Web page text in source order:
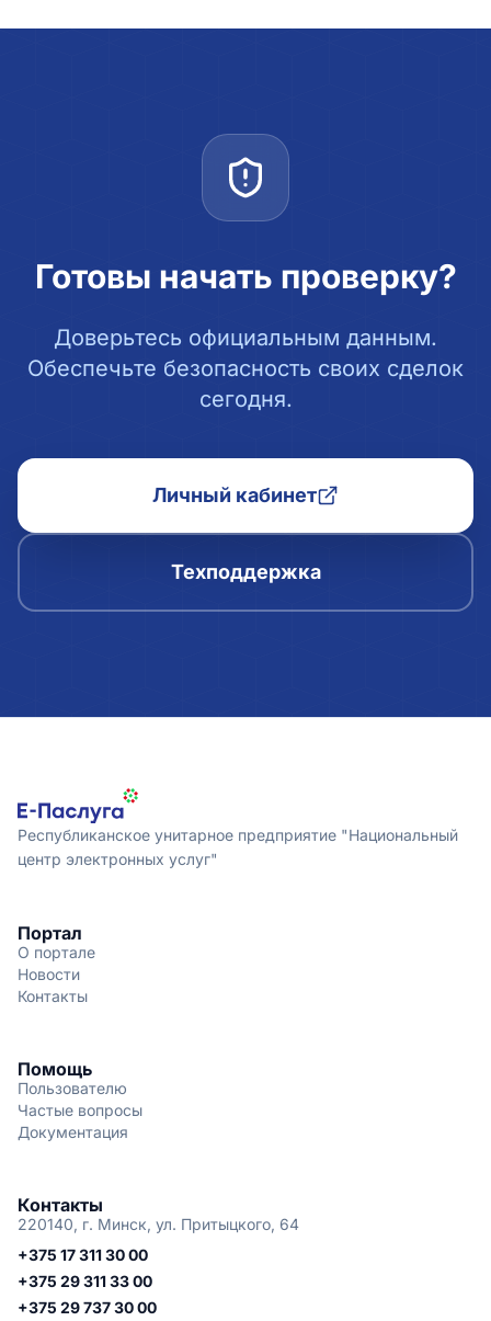
Готовы начать проверку?
Доверьтесь официальным данным.
Обеспечьте безопасность своих сделок
сегодня.
Личный кабинет
Техподдержка
Республиканское унитарное предприятие "Национальный
центр электронных услуг"
Портал
О портале
Новости
Контакты
Помощь
Пользователю
Частые вопросы
Документация
Контакты
220140, г. Минск, ул. Притыцкого, 64
+375 17 311 30 00
+375 29 311 33 00
+375 29 737 30 00